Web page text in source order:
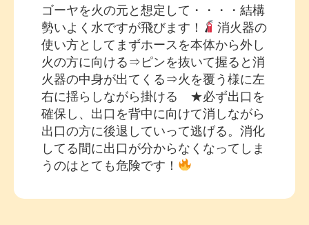
ゴーヤを火の元と想定して・・・・結構
勢いよく水ですが飛びます！
消火器の
使い方としてまずホースを本体から外し
火の方に向ける⇒ピンを抜いて握ると消
火器の中身が出てくる⇒火を覆う様に左
右に揺らしながら掛ける ★必ず出口を
確保し、出口を背中に向けて消しながら
出口の方に後退していって逃げる。消化
してる間に出口が分からなくなってしま
うのはとても危険です！